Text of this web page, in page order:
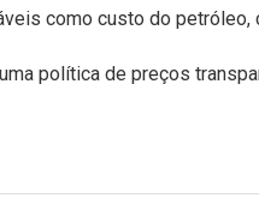
como custo do
política de preços